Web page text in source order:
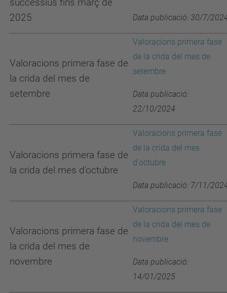
successius fins març de
2025
Data publicació: 30/7/
Valoracions primera fase de
la crida del mes de
setembre
Valoracions primera fase
de la crida del mes de
setembre
Data publicació:
22/10/2024
Valoracions primera fase de
la crida del mes d'octubre
Valoracions primera fase
de la crida del mes
d'octubre
Data publicació: 7/11/
Valoracions primera fase de
la crida del mes de
novembre
Valoracions primera fase
de la crida del mes de
novembre
Data publicació:
14/01/2025